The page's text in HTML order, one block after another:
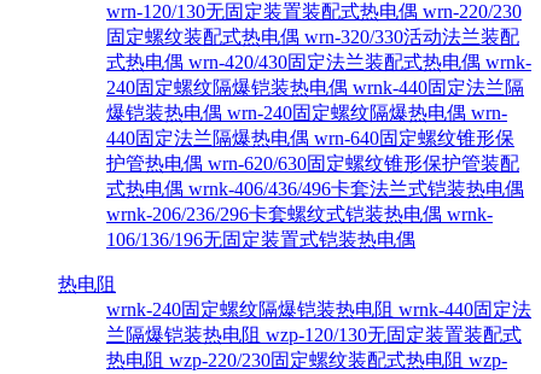
wrn-120/130无固定装置装配式热电偶 wrn-220/230
固定螺纹装配式热电偶 wrn-320/330活动法兰装配
式热电偶 wrn-420/430固定法兰装配式热电偶 wrnk-
240固定螺纹隔爆铠装热电偶 wrnk-440固定法兰隔
爆铠装热电偶 wrn-240固定螺纹隔爆热电偶 wrn-
440固定法兰隔爆热电偶 wrn-640固定螺纹锥形保
护管热电偶 wrn-620/630固定螺纹锥形保护管装配
式热电偶 wrnk-406/436/496卡套法兰式铠装热电偶
wrnk-206/236/296卡套螺纹式铠装热电偶 wrnk-
106/136/196无固定装置式铠装热电偶
热电阻
wrnk-240固定螺纹隔爆铠装热电阻 wrnk-440固定法
兰隔爆铠装热电阻 wzp-120/130无固定装置装配式
热电阻 wzp-220/230固定螺纹装配式热电阻 wzp-